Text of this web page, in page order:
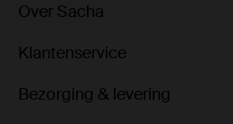
Over Sacha
Klantenservice
Bezorging & levering